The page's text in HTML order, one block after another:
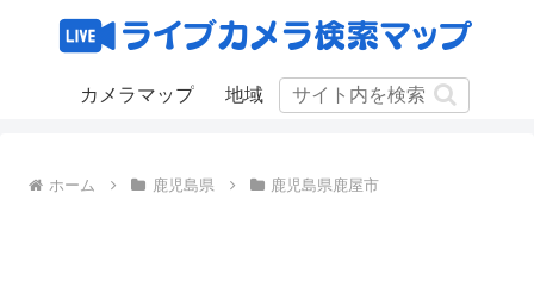
カメラマップ 地域
ホーム 鹿児島県 鹿児島県鹿屋市